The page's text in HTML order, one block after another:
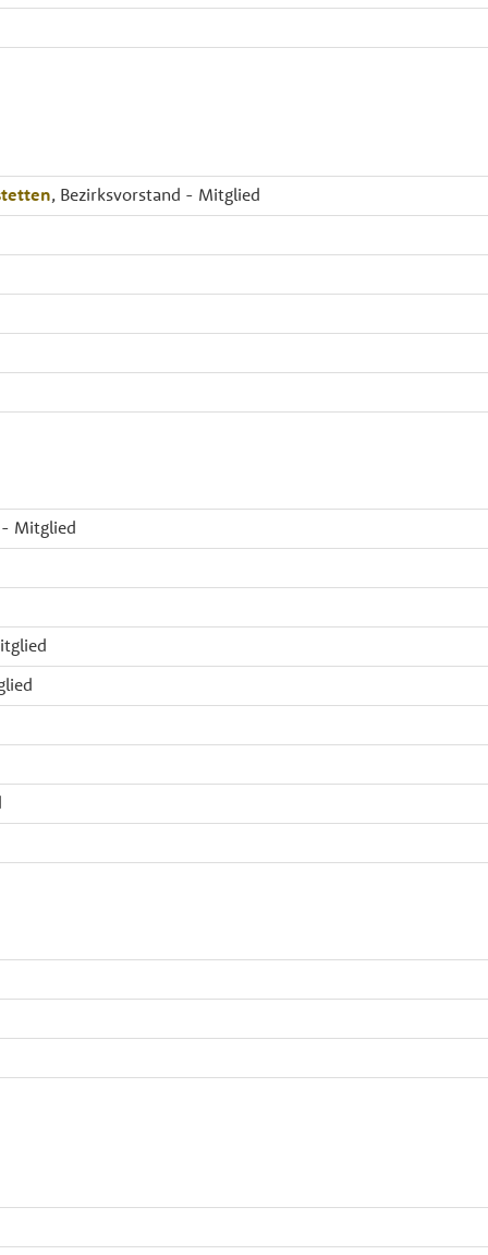
, Bezirksvorstand - Mitglied
Mitglied